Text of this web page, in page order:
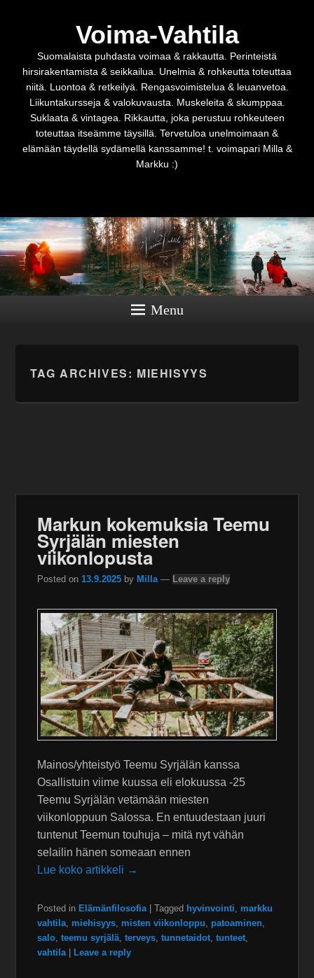
Voima-Vahtila
Suomalaista puhdasta voimaa & rakkautta. Perinteistä
hirsirakentamista & seikkailua. Unelmia & rohkeutta toteuttaa
niitä. Luontoa & retkeilyä. Rengasvoimistelua & leuanvetoa.
Liikuntakursseja & valokuvausta. Muskeleita & skumppaa.
Suklaata & vintagea. Rikkautta, joka perustuu rohkeuteen
toteuttaa itseämme täysillä. Tervetuloa unelmoimaan &
elämään täydellä sydämellä kanssamme! t. voimapari Milla &
Markku :)
Menu
TAG ARCHIVES: MIEHISYYS
Markun kokemuksia Teemu
Syrjälän miesten
viikonlopusta
Posted on 13.9.2025 by Milla — Leave a reply
Mainos/yhteistyö Teemu Syrjälän kanssa
Osallistuin viime kuussa eli elokuussa -25
Teemu Syrjälän vetämään miesten
viikonloppuun Salossa. En entuudestaan juuri
tuntenut Teemun touhuja – mitä nyt vähän
selailin hänen someaan ennen
Lue koko artikkeli →
Posted in Elämänfilosofia |Tagged hyvinvointi, markku
vahtila, miehisyys, misten viikonloppu, patoaminen,
salo,teemu syrjälä,terveys,tunnetaidot,tunteet,
vahtila
Leave a reply